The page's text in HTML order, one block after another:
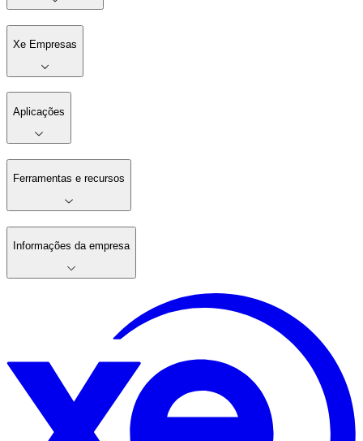
Xe Empresas
Aplicações
Ferramentas e recursos
Informações da empresa